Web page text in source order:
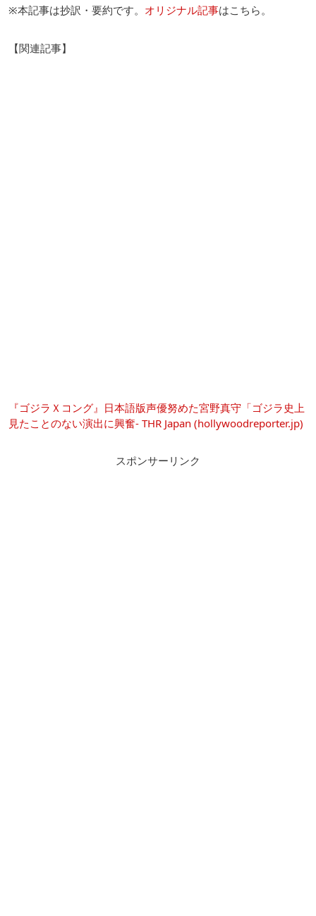
※本記事は抄訳・要約です。 オリジナル記事はこちら。
【関連記事】
『ゴジラＸコング』日本語版声優努めた宮野真守「ゴジラ史上
見たことのない演出に興奮- THR Japan (hollywoodreporter.jp)
スポンサーリンク